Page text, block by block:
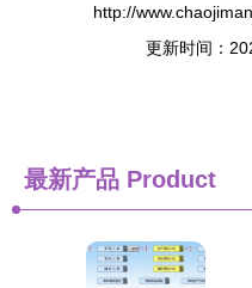
http://
更新时间：
最新产品 Product